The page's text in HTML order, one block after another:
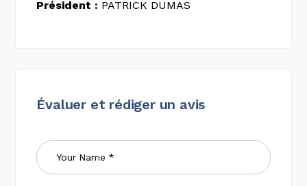
Président : PATRICK DUMAS
Évaluer et rédiger un avis